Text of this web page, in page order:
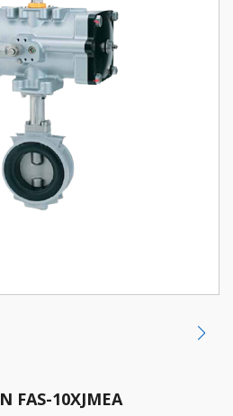
VÀ GIAO NHẬN
FAS-10XJMEA